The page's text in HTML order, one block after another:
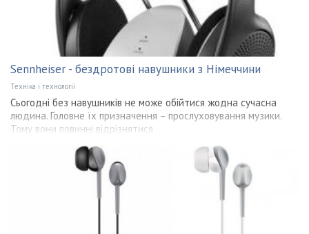
Sennheiser - бездротові навушники з Німеччини
Техніка і технології
Сьогодні без навушників не може обійтися жодна сучасна
людина. Головне їх призначення – прослуховування музики.
Тому вони повинні відрізнятися